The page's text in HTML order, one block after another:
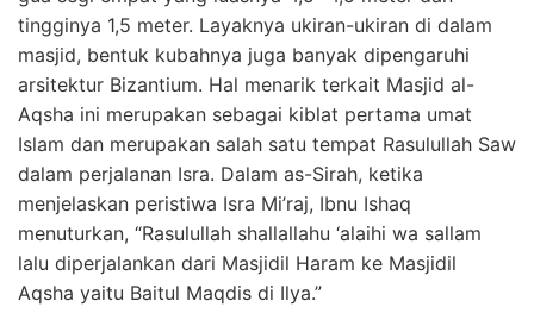
tingginya 1,5 meter. Layaknya ukiran-ukiran di dalam
masjid, bentuk kubahnya juga banyak dipengaruhi
arsitektur Bizantium. Hal menarik terkait Masjid al-
Aqsha ini merupakan sebagai kiblat pertama umat
Islam dan merupakan salah satu tempat Rasulullah Saw
dalam perjalanan Isra. Dalam as-Sirah, ketika
menjelaskan peristiwa Isra Mi’raj, Ibnu Ishaq
menuturkan, “Rasulullah shallallahu ‘alaihi wa sallam
lalu diperjalankan dari Masjidil Haram ke Masjidil
Aqsha yaitu Baitul Maqdis di Ilya.”